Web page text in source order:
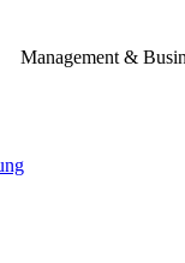
Management &